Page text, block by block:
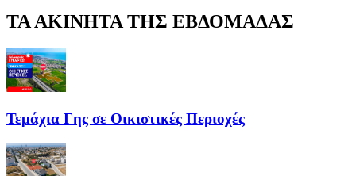
ΤΑ ΑΚΙΝΗΤΑ ΤΗΣ ΕΒΔΟΜΑΔΑΣ
Τεμάχια Γης σε Οικιστικές Περιοχές